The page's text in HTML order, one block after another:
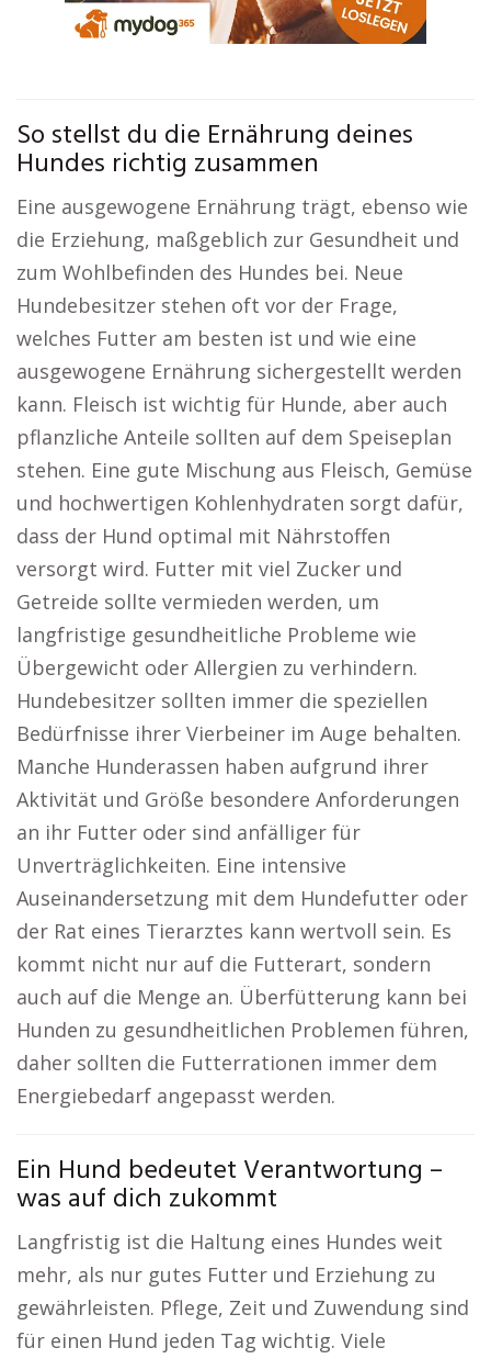
So stellst du die Ernährung deines
Hundes richtig zusammen
Eine ausgewogene Ernährung trägt, ebenso wie
die Erziehung, maßgeblich zur Gesundheit und
zum Wohlbefinden des Hundes bei. Neue
Hundebesitzer stehen oft vor der Frage,
welches Futter am besten ist und wie eine
ausgewogene Ernährung sichergestellt werden
kann. Fleisch ist wichtig für Hunde, aber auch
pflanzliche Anteile sollten auf dem Speiseplan
stehen. Eine gute Mischung aus Fleisch, Gemüse
und hochwertigen Kohlenhydraten sorgt dafür,
dass der Hund optimal mit Nährstoffen
versorgt wird. Futter mit viel Zucker und
Getreide sollte vermieden werden, um
langfristige gesundheitliche Probleme wie
Übergewicht oder Allergien zu verhindern.
Hundebesitzer sollten immer die speziellen
Bedürfnisse ihrer Vierbeiner im Auge behalten.
Manche Hunderassen haben aufgrund ihrer
Aktivität und Größe besondere Anforderungen
an ihr Futter oder sind anfälliger für
Unverträglichkeiten. Eine intensive
Auseinandersetzung mit dem Hundefutter oder
der Rat eines Tierarztes kann wertvoll sein. Es
kommt nicht nur auf die Futterart, sondern
auch auf die Menge an. Überfütterung kann bei
Hunden zu gesundheitlichen Problemen führen,
daher sollten die Futterrationen immer dem
Energiebedarf angepasst werden.
Ein Hund bedeutet Verantwortung –
was auf dich zukommt
Langfristig ist die Haltung eines Hundes weit
mehr, als nur gutes Futter und Erziehung zu
gewährleisten. Pflege, Zeit und Zuwendung sind
für einen Hund jeden Tag wichtig. Viele